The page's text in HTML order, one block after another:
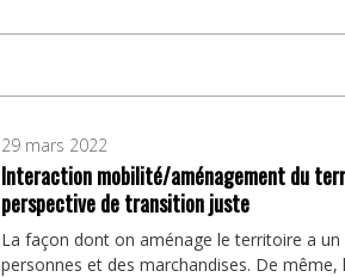
29 mars 2022
Interaction mobilité/aménagement du
perspective de transition juste
La façon dont on aménage le territoire a
personnes et des marchandises. De